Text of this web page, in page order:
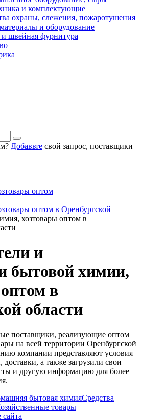
и комплектующие
охраны, слежения, пожаротушения
и оборудование
швейная фурнитура
Добавьте свой запрос, поставщики
оптом
оптом в Оренбургской
хозтовары оптом в
и
бытовой химии,
в
области
поставщики, реализующие оптом
на всей территории Оренбургской
компании представляют условия
доставки, а также загрузили свои
и другую информацию для более
бытовая химияСредства
товары